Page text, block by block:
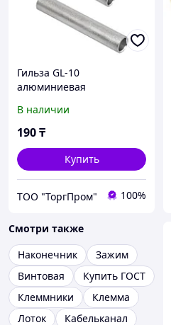
Гильза GL-10
алюминиевая
В наличии
190₸
Купить
ТОО "ТоргПром" 100%
Смотри также
Наконечник
Зажим
Винтовая
Купить ГОСТ
Клеммники
Клемма
Лоток
Кабельканал